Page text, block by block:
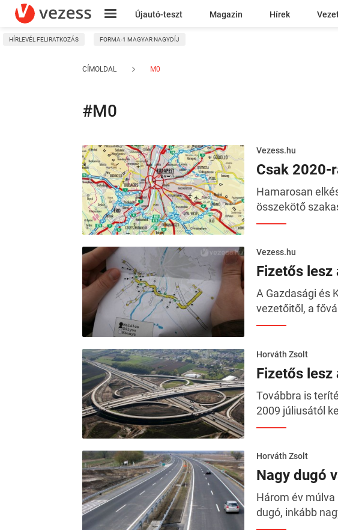
Újautó-teszt Magazin Hírek
Kresz
HÍRLEVÉL FELIRATKOZÁS FORMA-1 MAGYAR NAGYDÍJ
CÍMOLDAL M0
#M0
Vezess.hu
Csak 2020-
Hamarosan
összekötő
Vezess.hu
Fizetős lesz
A Gazdasági és
vezetőitől, a
Horváth Zsolt
Fizetős lesz
Továbbra is
2009 júliusától
Horváth Zsolt
Nagy dugó
Három év
dugó, inkább